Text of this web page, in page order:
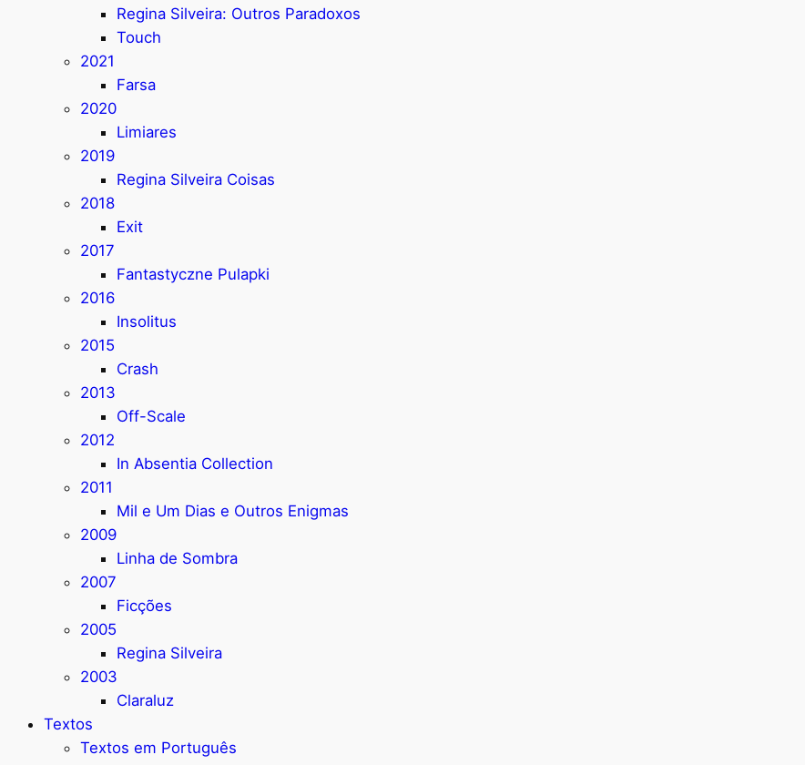
Regina Silveira: Outros Paradoxos
Touch
2021
Farsa
2020
Limiares
2019
Regina Silveira Coisas
2018
Exit
2017
Fantastyczne Pulapki
2016
Insolitus
2015
Crash
2013
Off-Scale
2012
In Absentia Collection
2011
Mil e Um Dias e Outros Enigmas
2009
Linha de Sombra
2007
Ficções
2005
Regina Silveira
2003
Claraluz
Textos
Textos em Português